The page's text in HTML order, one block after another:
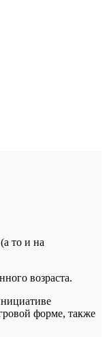
то и на
возраста.
форме, также